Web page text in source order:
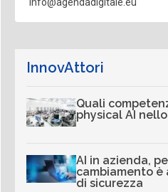
info@agendadigitale.eu
InnovAttori
Quali
physical AI
AI in azienda,
cambiamento è
di sicurezza